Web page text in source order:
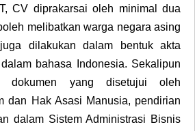
CV diprakarsai oleh minimal dua
melibatkan warga negara asing
dilakukan dalam bentuk akta
bahasa Indonesia. Sekalipun
dokumen yang disetujui oleh
dan Hak Asasi Manusia, pendirian
dalam Sistem Administrasi Bisnis